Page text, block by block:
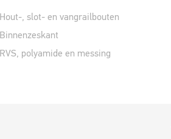
Hout-, slot- en vangrailbouten
Binnenzeskant
RVS, polyamide en messing